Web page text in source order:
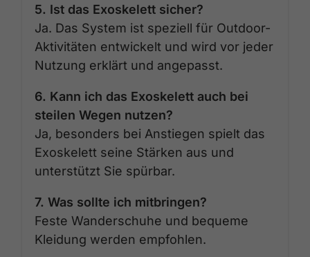
5. Ist das Exoskelett sicher?
Ja. Das System ist speziell für Outdoor-
Aktivitäten entwickelt und wird vor jeder
Nutzung erklärt und angepasst.
6. Kann ich das Exoskelett auch bei
steilen Wegen nutzen?
Ja, besonders bei Anstiegen spielt das
Exoskelett seine Stärken aus und
unterstützt Sie spürbar.
7. Was sollte ich mitbringen?
Feste Wanderschuhe und bequeme
Kleidung werden empfohlen.